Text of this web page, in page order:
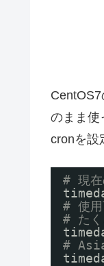
のまま使
cronを設
# 現在
# 使用
# たく
#